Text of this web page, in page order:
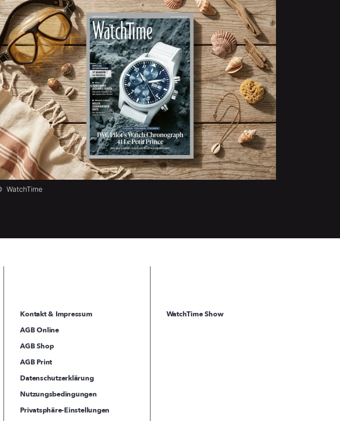
WatchTime
Kontakt & Impressum
AGB Online
AGB Shop
AGB Print
Datenschutzerklärung
Nutzungsbedingungen
Privatsphäre-Einstellungen
WatchTime Show